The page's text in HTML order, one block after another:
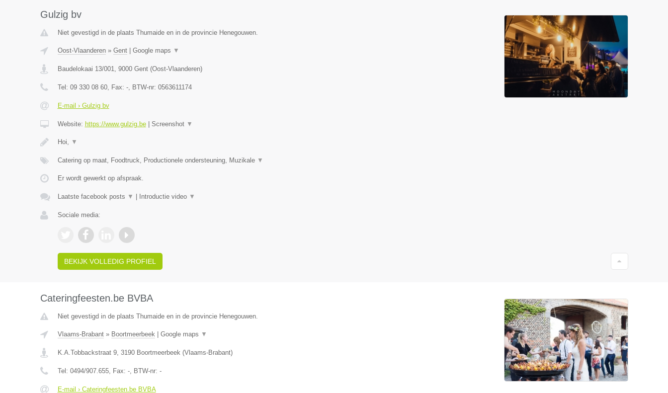
Gulzig bv
Niet gevestigd in de plaats Thumaide en in de provincie Henegouwen.
Oost-Vlaanderen» Gent| Google maps ▼
Baudelokaai 13/001, 9000 Gent(Oost-Vlaanderen)
Tel: 09 330 08 60, Fax: -, BTW-nr: 0563611174
E-mail › Gulzig bv
Website: https://www.gulzig.be| Screenshot ▼
Hoi, ▼
Catering op maat, Foodtruck, Productionele ondersteuning, Muzikale ▼
Er wordt gewerkt op afspraak.
Laatste facebook posts ▼ Introductie video ▼
Sociale media:
BEKIJK VOLLEDIG PROFIEL
Cateringfeesten.be BVBA
Niet gevestigd in de plaats Thumaide en in de provincie Henegouwen.
Vlaams-Brabant» Boortmeerbeek| Google maps ▼
K.A.Tobbackstraat 9, 3190 Boortmeerbeek(Vlaams-Brabant)
Tel: 0494/907.655, Fax: -, BTW-nr: -
E-mail › Cateringfeesten.be BVBA